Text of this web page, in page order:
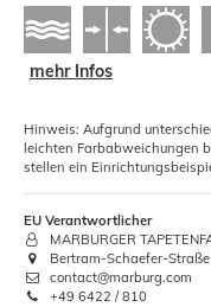
mehr Infos
Hinweis: Aufgrund
leichten Farbabweichungen
stellen ein
EU Verantwortlicher
MARBURGER
Bertram-Schaefer-
contact@marburg.com
+49 6422 / 810